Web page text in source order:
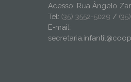
Acesso: Rua Ângelo
Tel: (35) 3552-5029 /
E-mail: